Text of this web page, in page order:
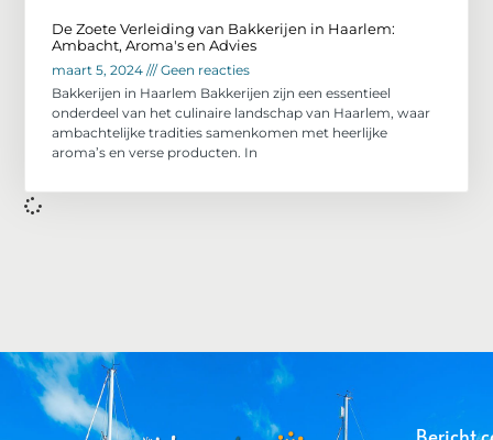
De Zoete Verleiding van Bakkerijen in Haarlem:
Ambacht, Aroma's en Advies
maart 5, 2024
Geen reacties
Bakkerijen in Haarlem Bakkerijen zijn een essentieel
onderdeel van het culinaire landschap van Haarlem, waar
ambachtelijke tradities samenkomen met heerlijke
aroma’s en verse producten. In